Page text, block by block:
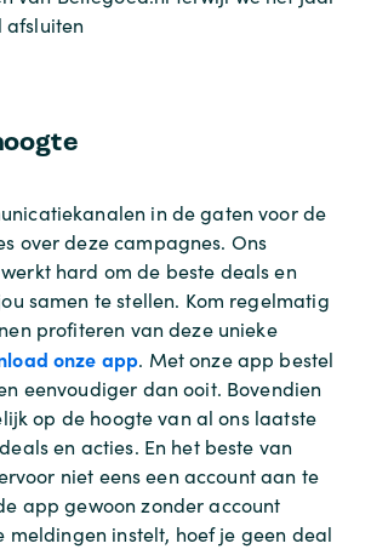
afsluiten
in de gaten voor de
over deze campagnes. Ons
hard om de beste deals en
samen te stellen. Kom regelmatig
profiteren van deze unieke
onze app. Met onze app bestel
eenvoudiger dan ooit. Bovendien
op de hoogte van al ons laatste
en acties. En het beste van
niet eens een account aan te
app gewoon zonder account
meldingen instelt, hoef je geen deal